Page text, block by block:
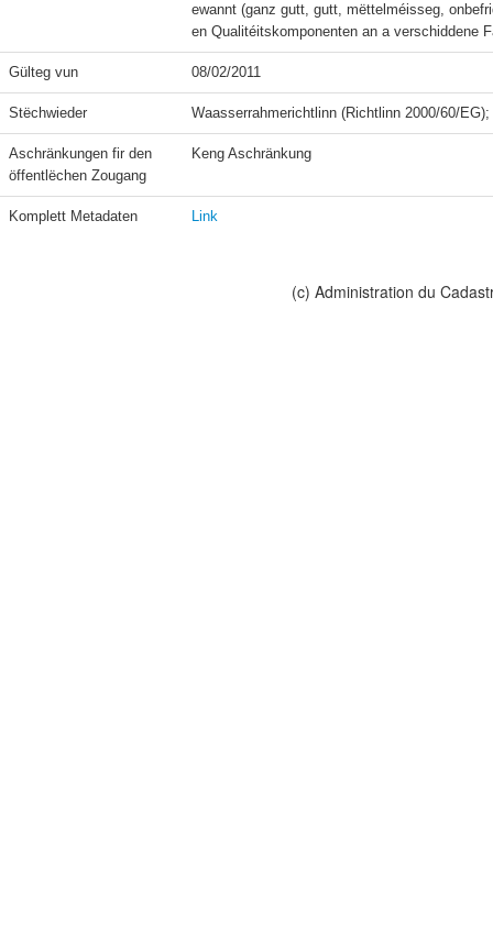
ewannt (ganz gutt, gutt, mëttelméisseg,
en Qualitéitskomponenten an a verschiddene
Gülteg vun 08/02/2011
Stëchwieder
Aschränkungen fir den
öffentlëchen Zougang
Keng Aschränkung
Komplett Metadaten Link
(c) Administration du